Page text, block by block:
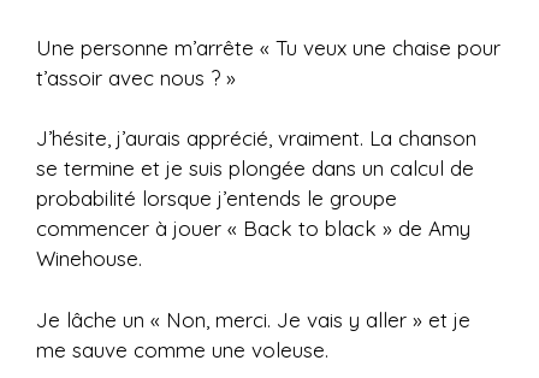
Une personne m’arrête « Tu veux une chaise pour
t’assoir avec nous ? »
J’hésite, j’aurais apprécié, vraiment. La chanson
se termine et je suis plongée dans un calcul de
probabilité lorsque j’entends le groupe
commencer à jouer « Back to black » de Amy
Winehouse.
Je lâche un « Non, merci. Je vais y aller » et je
me sauve comme une voleuse.